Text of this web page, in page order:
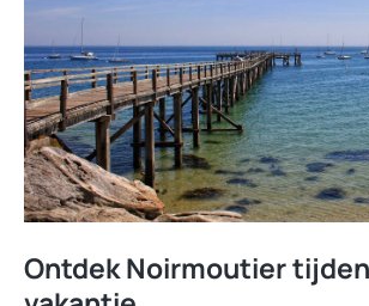
Ontdek Noirmoutier